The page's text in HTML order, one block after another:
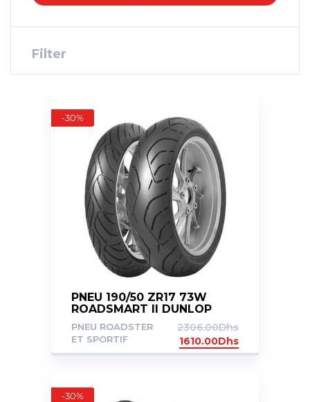
Filter
PNEU 190/50 ZR17 73W
ROADSMART II DUNLOP
PNEU ROADSTER
ET SPORTIF
2306.00Dhs
1610.00Dhs
-30%
-30%